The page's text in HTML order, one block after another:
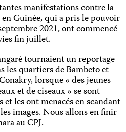
manifestations contre la
Guinée, qui a pris le pouvoir
2021, ont commencé
fin juillet.
tournaient un reportage
les quartiers de Bambeto et
lorsque « des jeunes
et de ciseaux » se sont
les ont menacés en scandant
images. Nous allons en finir
au CPJ.